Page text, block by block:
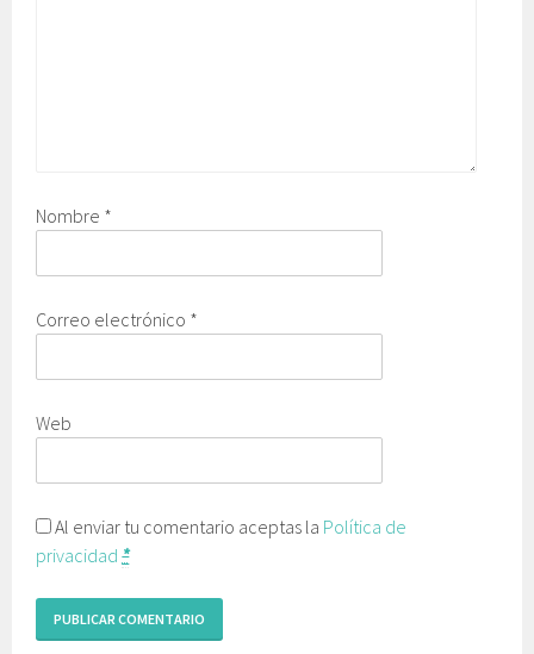
Nombre *
Correo electrónico *
Web
Al enviar tu comentario aceptas la Política de
privacidad *